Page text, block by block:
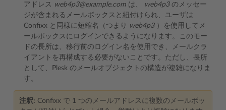
アドレス web4p3@example.com は、 web4p3のメッセー
ジが含まれるメールボックスと紐付けられ、ユーザは
Confixx と同様に短縮名（つまり
web4p3）を使用してメ
ールボックスにログインできるようになります。このモー
ドの長所は、移行前のログイン名を使用でき、メールクラ
イアントを再構成する必要がないことです。ただし、長所
として、Plesk のメールオブジェクトの構造が複雑になりま
す。
注釈: Confixx で 1 つのメールアドレスに複数のメールボッ